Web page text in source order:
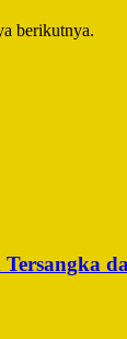
berikutnya.